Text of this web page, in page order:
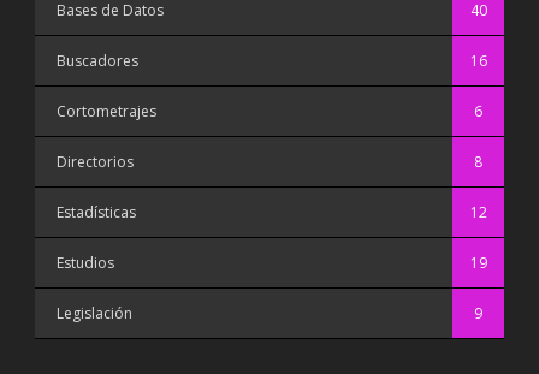
Bases de Datos 40
Buscadores 16
Cortometrajes 6
Directorios 8
Estadísticas 12
Estudios 19
Legislación 9